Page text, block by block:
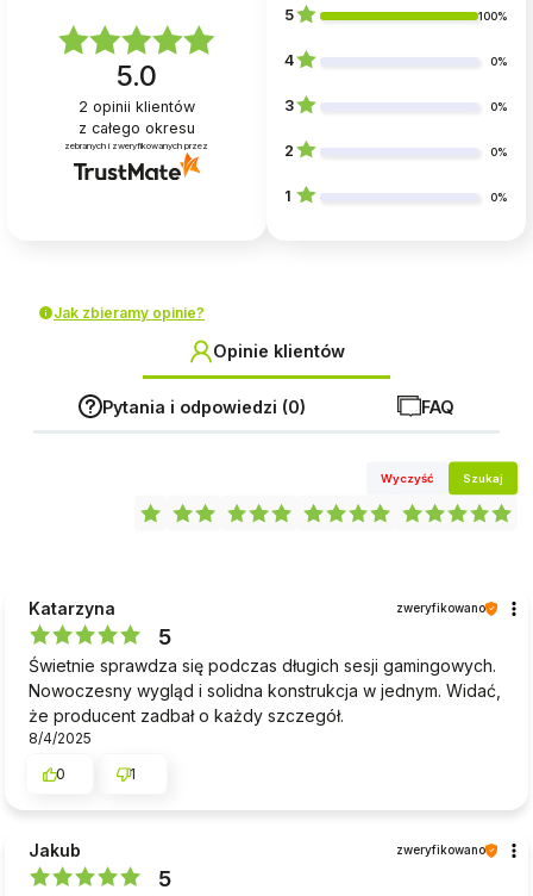
5.0
2 opinii klientów
z całego okresu
zebranych i zweryfikowanych przez
5 100%
4 0%
3 0%
2 0%
1 0%
Jak zbieramy opinie?
Opinie klientów
Pytania i odpowiedzi (0) FAQ
Wyczyść Szukaj
Katarzyna zweryfikowano
5
Świetnie sprawdza się podczas długich sesji gamingowych.
Nowoczesny wygląd i solidna konstrukcja w jednym. Widać,
że producent zadbał o każdy szczegół.
8/4/2025
0
1
Jakub zweryfikowano
5